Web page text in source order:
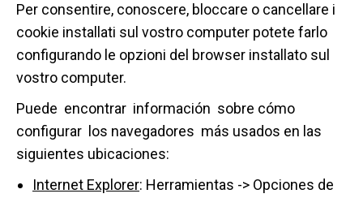
Per consentire, conoscere, bloccare o cancellare i
cookie installati sul vostro computer potete farlo
configurando le opzioni del browser installato sul
vostro computer.
Puede encontrar información sobre cómo
configurar los navegadores más usados en las
siguientes ubicaciones:
Internet Explorer: Herramientas -> Opciones de